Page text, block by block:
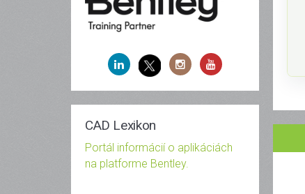
CAD Lexikon
Portál informácií o aplikáciách
na platforme Bentley.